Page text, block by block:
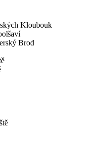
Kloubouk
Brod